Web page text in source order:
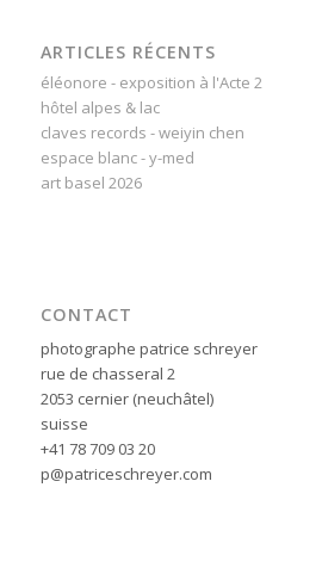
ARTICLES RÉCENTS
éléonore - exposition à l'Acte 2
hôtel alpes & lac
claves records - weiyin chen
espace blanc - y-med
art basel 2026
CONTACT
photographe patrice schreyer
rue de chasseral 2
2053 cernier (neuchâtel)
suisse
+41 78 709 03 20
p@patriceschreyer.com